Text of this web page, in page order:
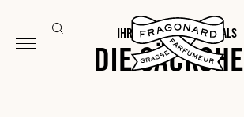
IHRE SOMMER-ESSENTIALS
DIE